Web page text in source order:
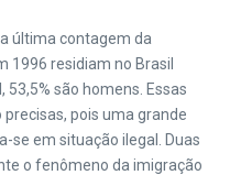
última contagem da
1996 residiam no Brasil
são homens. Essas
pois uma grande
se em situação ilegal. Duas
o fenômeno da imigração